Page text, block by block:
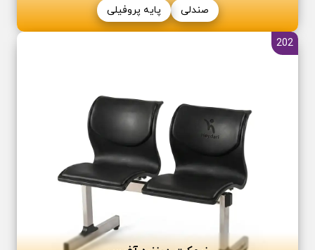
صندلی پایه پروفیلی
202